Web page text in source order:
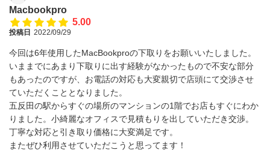
Macbookpro
5.00
投稿日 2022/09/29
今回は6年使用したMacBookproの下取りをお願いいたしました。
いままでにあまり下取りに出す経験がなかったもので不安な部分
もあったのですが、お電話の対応も大変親切で店頭にて交渉させ
ていただくこととなりました。
五反田の駅からすぐの場所のマンションの1階でお店もすぐにわか
りました。小綺麗なオフィスで見積もりを出していただき交渉。
丁寧な対応と引き取り価格に大変満足です。
またぜひ利用させていただこうと思ってます！